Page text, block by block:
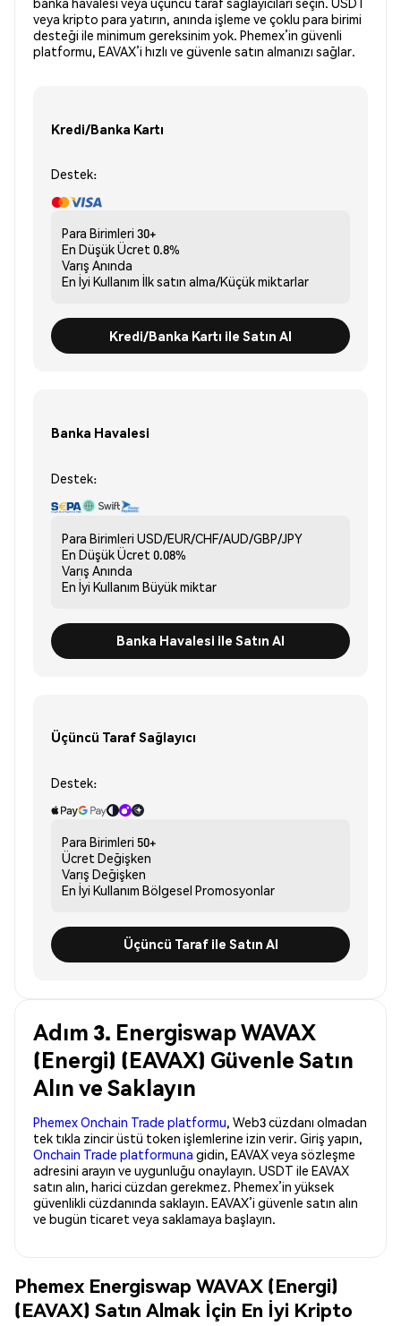
veya kripto para yatırın, anında işleme ve çoklu para birimi
desteği ile minimum gereksinim yok. Phemex’in güvenli
platformu, EAVAX’i hızlı ve güvenle satın almanızı sağlar.
Kredi/Banka Kartı
Destek:
Para Birimleri 30+
En Düşük Ücret 0.8%
Varış Anında
En İyi Kullanım İlk satın alma/Küçük miktarlar
Kredi/Banka Kartı ile Satın Al
Banka Havalesi
Destek:
Para Birimleri USD/EUR/CHF/AUD/GBP/JPY
En Düşük Ücret 0.08%
Varış Anında
En İyi Kullanım Büyük miktar
Banka Havalesi ile Satın Al
Üçüncü Taraf Sağlayıcı
Destek:
Para Birimleri 50+
Ücret Değişken
Varış Değişken
En İyi Kullanım Bölgesel Promosyonlar
Üçüncü Taraf ile Satın Al
Adım 3. Energiswap WAVAX
(Energi) (EAVAX) Güvenle Satın
Alın ve Saklayın
Phemex Onchain Trade platformu, Web3 cüzdanı olmadan
tek tıkla zincir üstü token işlemlerine izin verir. Giriş yapın,
Onchain Trade platformuna gidin, EAVAX veya sözleşme
adresini arayın ve uygunluğu onaylayın. USDT ile EAVAX
satın alın, harici cüzdan gerekmez. Phemex’in yüksek
güvenlikli cüzdanında saklayın. EAVAX’i güvenle satın alın
ve bugün ticaret veya saklamaya başlayın.
Phemex Energiswap WAVAX (Energi)
(EAVAX) Satın Almak İçin En İyi Kripto